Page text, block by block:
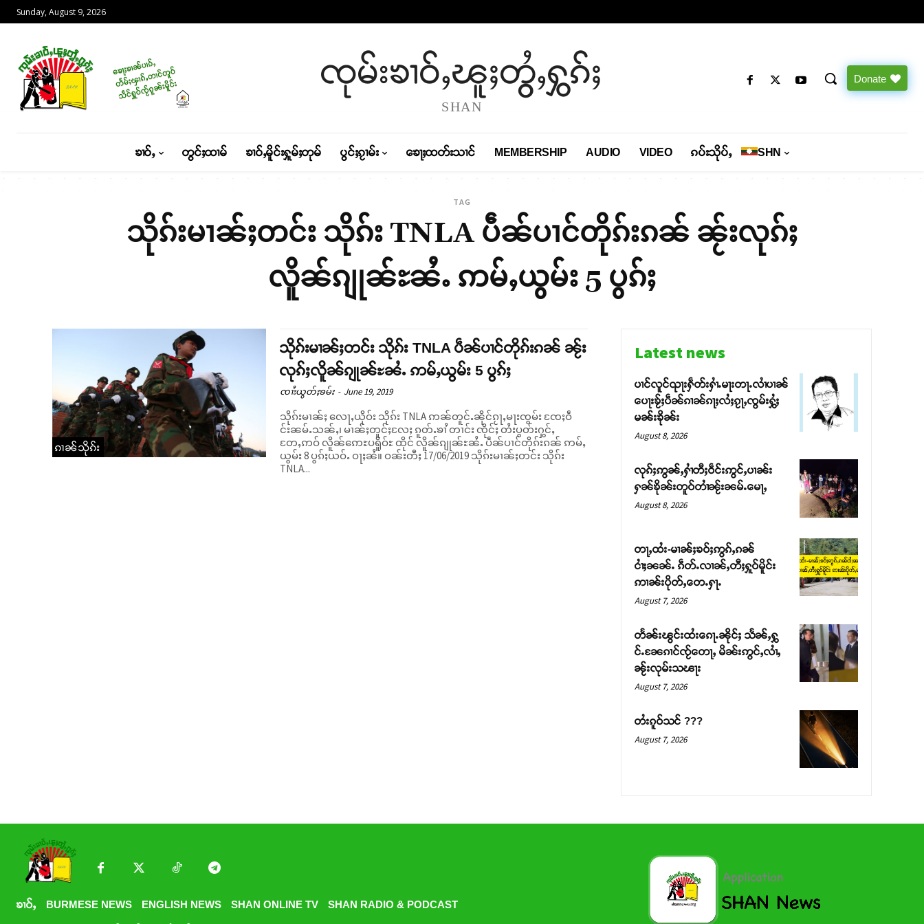
Sunday, August 9, 2026
ၸုမ်းၶၢဝ်ႇၽူႈတွႆႇႁွၵ်ႈ
SHAN
Donate
ၶၢဝ်ႇ တွင်ႈထၢမ် ၶၢဝ်ႇမိူင်းႁူမ်ႈတုမ် ပွင်ႈၵႂၢမ်း ၶေႃႈထတ်းသၢင် MEMBERSHIP AUDIO VIDEO ၵပ်းသိုပ်ႇ SHN
TAG
သိုၵ်းမၢၼ်ႈတင်း သိုၵ်း TNLA ပဵၼ်ပၢင်တိုၵ်းၵၼ် ၼႂ်းလုၵ်ႈ
လိူၼ်ၵျုၼ်ႊၼႆႉ ဢမ်ႇယွမ်း 5 ပွၵ်ႈ
ၵၢၼ်သိုၵ်း
သိုၵ်းမၢၼ်ႈတင်း သိုၵ်း TNLA ပဵၼ်ပၢင်တိုၵ်းၵၼ် ၼႂ်း
လုၵ်ႈလိူၼ်ၵျုၼ်ႊၼႆႉ ဢမ်ႇယွမ်း 5 ပွၵ်ႈ
ၸၢႆးယွတ်ႈၶမ်း - June 19, 2019
သိုၵ်းမၢၼ်ႈ လေႃႇယိုဝ်း သိုၵ်း TNLA ဢၼ်တူင်ႉၼိုင်ၵႂႃႇမႃးၸွမ်း ၸႄႈဝဵ
င်းၼမ်ႉသၼ်ႇ၊ မၢၼ်ႈတူင်ႈလႄႈ ၵူတ်ႉၶၢႆ တၢင်း ၸိုင်ႈ တႆးပွတ်းႁွင်ႇ
တႄႇဢဝ် လိူၼ်ဢေႊပရိူဝ်ႊ ထိုင် လိူၼ်ၵျုၼ်ႊၼႆႉ ပဵၼ်ပၢင်တိုၵ်းၵၼ် ဢမ်ႇ
ယွမ်း 8 ပွၵ်ႈယဝ်ႉ ဝႃႈၼႆ။ ဝၼ်းတီႈ 17/06/2019 သိုၵ်းမၢၼ်ႈတင်း သိုၵ်း
TNLA...
Latest news
ပၢင်လူင်ၺႃးႁဵတ်းႁၢႆႉမႃးတႃႉလၢႆပၢၼ် ​​
ပေႃးၶႂ်ႈပဵၼ်ၵၢၼ်ၵႃႈလႆႈၵႂႃႇၸွမ်းႁွႆႈ
မၼ်းၶိုၼ်း
August 8, 2026
လုၵ်ႈဢွၼ်ႇႁၢႆတီႈဝဵင်းဢွင်ႇပၢၼ်း
ႁၼ်ၶိုၼ်းတူဝ်တၢႆၼႂ်းၼမ်ႉမေႃႇ
August 8, 2026
တႃႇထႆး-မၢၼ်ႈၶဝ်ႈဢွၵ်ႇၵၼ်
ငၢႆႈၼၼ်ႉ ၵဵတ်ႉလၢၼ်ႇတီႈႁူဝ်မိူင်း
ဢၢၼ်းပိုတ်ႇတေႉႁႃႉ
August 7, 2026
တႅၼ်းၽွင်းထႆးၵေႃႉၼိုင်ႈ သႅၼ်ႇႁွ
င်ႉၼႄၵၢင်ၸႂ်တေႃႇ မိၼ်းဢွင်ႇလၢႆႇ
ၼႂ်းလုမ်းသၽႃး
August 7, 2026
တႆးၵူဝ်သင် ???
August 7, 2026
ၶၢဝ်ႇ BURMESE NEWS ENGLISH NEWS SHAN ONLINE TV SHAN RADIO & PODCAST